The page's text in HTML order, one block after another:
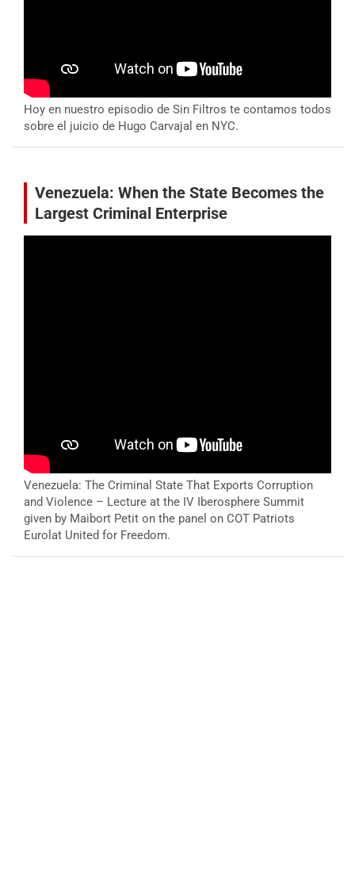
Hoy en nuestro episodio de Sin Filtros te contamos todos
sobre el juicio de Hugo Carvajal en NYC.
Venezuela: When the State Becomes the
Largest Criminal Enterprise
Venezuela: The Criminal State That Exports Corruption
and Violence – Lecture at the IV Iberosphere Summit
given by Maibort Petit on the panel on COT Patriots
Eurolat United for Freedom.